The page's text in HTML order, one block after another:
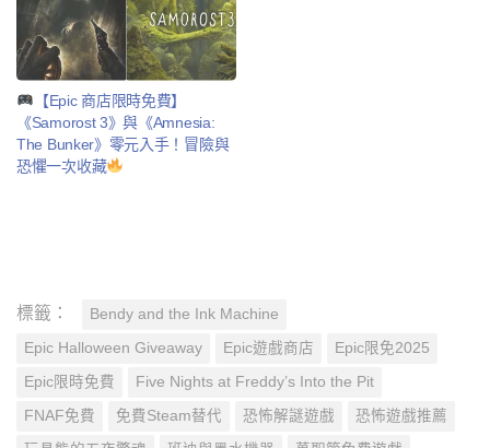
【Epic 商店限時免費】
《Samorost 3》與《Amnesia:
The Bunker》零元入手！冒險與
恐懼一次收藏
標籤： Bendy and the Ink Machine
Epic Halloween Giveaway Epic遊戲商店 Epic限免2025
Epic限時免費 Five Nights at Freddy’s Into the Pit
FNAF免費 免費Steam替代 恐怖解謎遊戲 恐怖遊戲推薦